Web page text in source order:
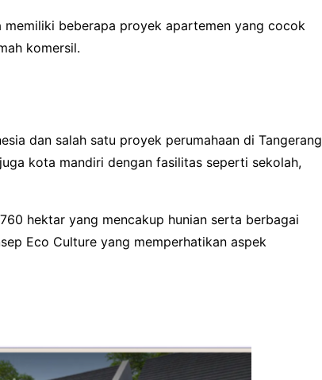
memiliki beberapa proyek apartemen yang cocok
komersil.
dan salah satu proyek perumahaan di Tangerang
kota mandiri dengan fasilitas seperti sekolah,
hektar yang mencakup hunian serta berbagai
Eco Culture yang memperhatikan aspek